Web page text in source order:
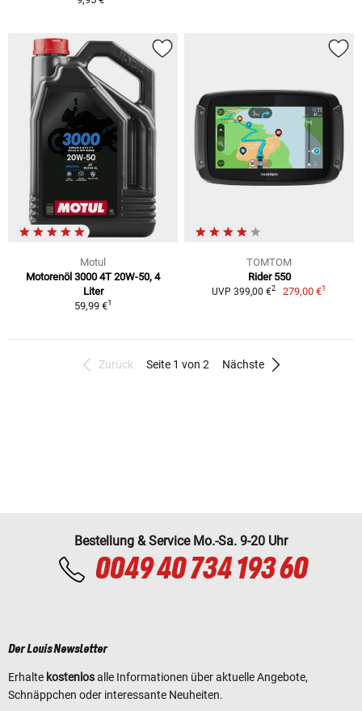
Motul
Motorenöl 3000 4T 20W-50, 4
Liter
59,99 €1
TOMTOM
Rider 550
UVP 399,00 €2 279,00 €1
Zurück Seite 1 von 2 Nächste
Bestellung & Service Mo.-Sa. 9-20 Uhr
0049 40 734 193 60
Der Louis Newsletter
Erhalte kostenlosalle Informationen über aktuelle Angebote,
Schnäppchen oder interessante Neuheiten.